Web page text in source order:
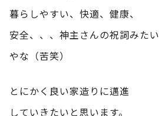
暮らしやすい、快適、健康、
安全、、、神主さんの祝詞みたい
やな（苦笑）
とにかく良い家造りに邁進
していきたいと思います。